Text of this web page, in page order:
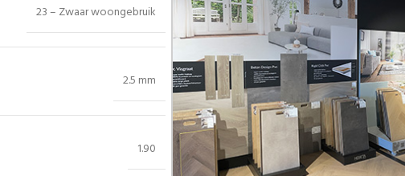
23 – Zwaar woongebruik
2.5 mm
1.90